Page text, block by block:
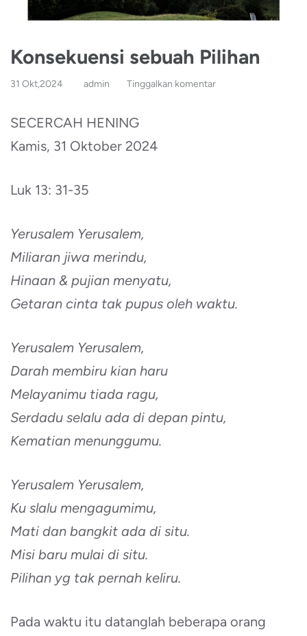
Konsekuensi sebuah Pilihan
31 Okt,2024 admin Tinggalkan komentar
SECERCAH HENING
Kamis, 31 Oktober 2024
Luk 13: 31-35
Yerusalem Yerusalem,
Miliaran jiwa merindu,
Hinaan & pujian menyatu,
Getaran cinta tak pupus oleh waktu.
Yerusalem Yerusalem,
Darah membiru kian haru
Melayanimu tiada ragu,
Serdadu selalu ada di depan pintu,
Kematian menunggumu.
Yerusalem Yerusalem,
Ku slalu mengagumimu,
Mati dan bangkit ada di situ.
Misi baru mulai di situ.
Pilihan yg tak pernah keliru.
Pada waktu itu datanglah beberapa orang